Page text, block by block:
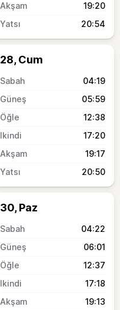
19:20
20:54
28, Cum
04:19
05:59
12:38
17:20
19:17
20:50
30, Paz
04:22
06:01
12:37
17:18
19:13